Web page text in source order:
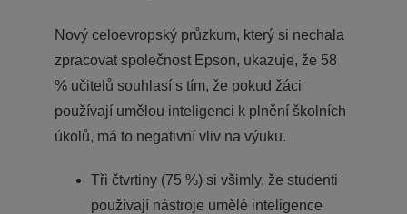
Nový celoevropský průzkum, který si nechala
zpracovat společnost Epson, ukazuje, že 58
% učitelů souhlasí s tím, že pokud žáci
používají umělou inteligenci k plnění školních
úkolů, má to negativní vliv na výuku.
Tři čtvrtiny (75 %) si všimly, že studenti
používají nástroje umělé inteligence